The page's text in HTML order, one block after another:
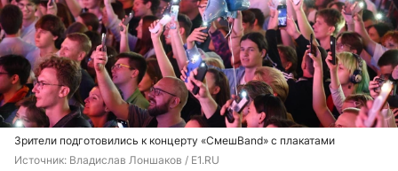
Зрители подготовились к концерту «СмешBand» с плакатами
Источник: Владислав Лоншаков / E1.RU